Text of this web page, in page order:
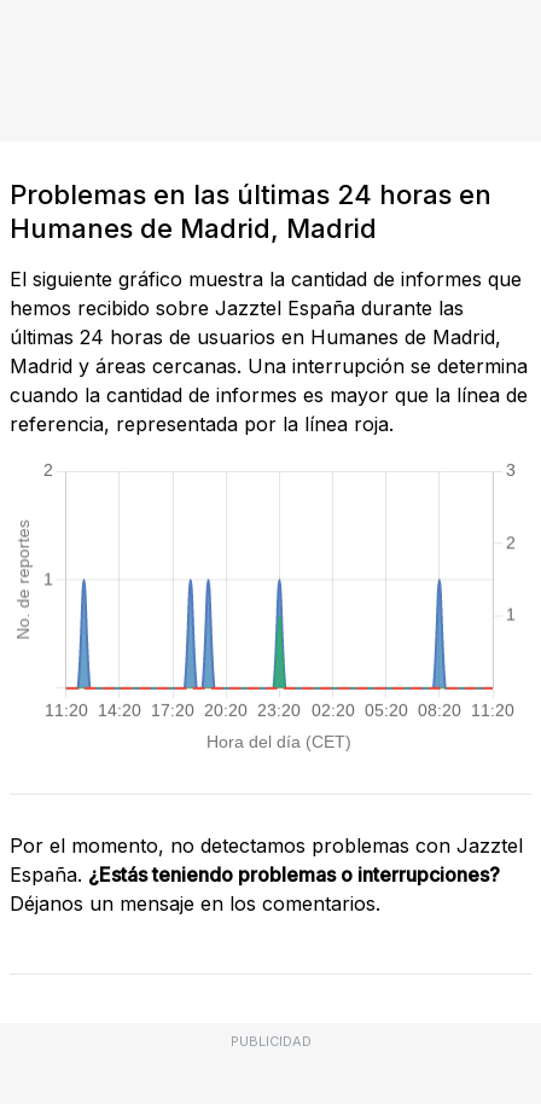
Problemas en las últimas 24 horas en
Humanes de Madrid, Madrid
El siguiente gráfico muestra la cantidad de informes que
hemos recibido sobre Jazztel España durante las
últimas 24 horas de usuarios en Humanes de Madrid,
Madrid y áreas cercanas. Una interrupción se determina
cuando la cantidad de informes es mayor que la línea de
referencia, representada por la línea roja.
Por el momento, no detectamos problemas con Jazztel
España. ¿Estás teniendo problemas o interrupciones?
Déjanos un mensaje en los comentarios.
PUBLICIDAD